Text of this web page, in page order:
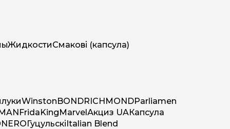
ЖидкостиСмакові (капсула)
WinstonBONDRICHMONDParliamen
FridaKingMarvelАкциз UAКапсула
NEROГуцульскіItalian Blend